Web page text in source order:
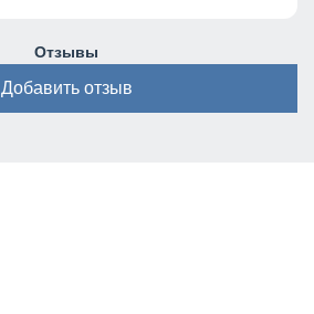
Отзывы
Добавить отзыв